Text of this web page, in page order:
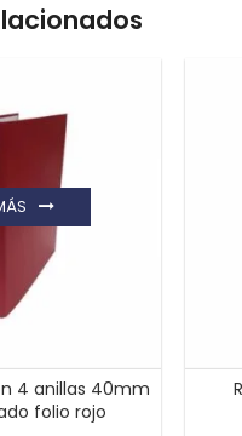
4 anillas 40mm
folio rojo